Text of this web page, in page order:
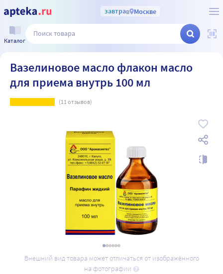
завтрав Москве
Каталог
Вазелиновое масло флакон масло
для приема внутрь 100 мл
(11отзывов)
Внешний вид товара может отличаться от изображённого
на фотографии